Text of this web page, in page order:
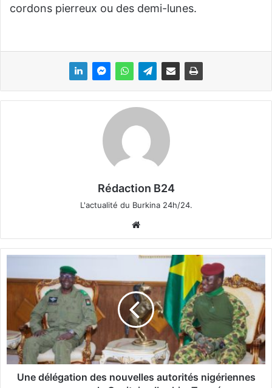
cordons pierreux ou des demi-lunes.
Rédaction B24
L'actualité du Burkina 24h/24.
bsi
te
e
é
g
a
Une délégation des nouvelles autorités nigériennes